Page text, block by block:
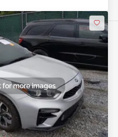
for more images